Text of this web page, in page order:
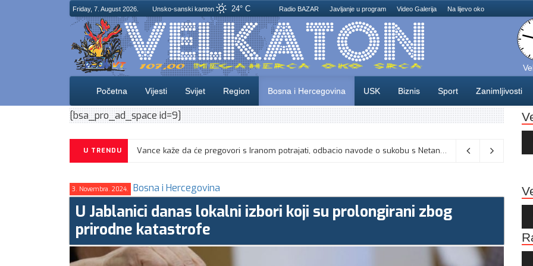
Friday, 7. August 2026. Unsko-sanski kanton 24° C Radio BAZAR Javljanje u program Video Galerija Na lijevo oko
Početna Vijesti Svijet Region Bosna i Hercegovina USK Biznis Sport Zanimljivosti
[bsa_pro_ad_space id=9]
U TRENDU Vance kaže da će pregovori s Iranom potrajati, odbacio navode o sukobu s Netanyahuom 06/08/2026
3. Novembra. 2024. Bosna i Hercegovina
U Jablanici danas lokalni izbori koji su prolongirani zbog
prirodne katastrofe